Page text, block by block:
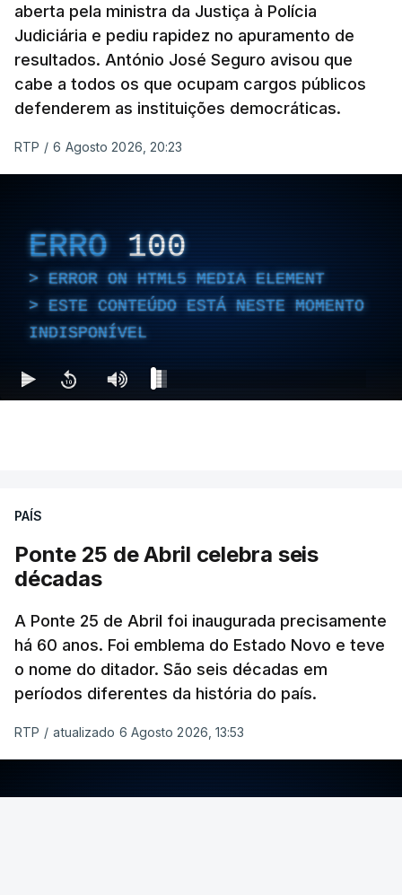
aberta pela ministra da Justiça à Polícia
Judiciária e pediu rapidez no apuramento de
resultados. António José Seguro avisou que
cabe a todos os que ocupam cargos públicos
defenderem as instituições democráticas.
RTP / 6 Agosto 2026, 20:23
ERRO 100
ERROR ON HTML5 MEDIA ELEMENT
ESTE CONTEÚDO ESTÁ NESTE MOMENTO
INDISPONÍVEL
PAÍS
Ponte 25 de Abril celebra seis
décadas
A Ponte 25 de Abril foi inaugurada precisamente
há 60 anos. Foi emblema do Estado Novo e teve
o nome do ditador. São seis décadas em
períodos diferentes da história do país.
RTP / atualizado 6 Agosto 2026, 13:53